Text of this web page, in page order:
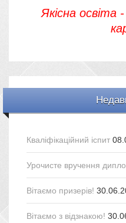
Якісна освіта
Кваліфікаційний іспит
Урочисте вручення
Вітаємо призерів!
Вітаємо з відзнакою!